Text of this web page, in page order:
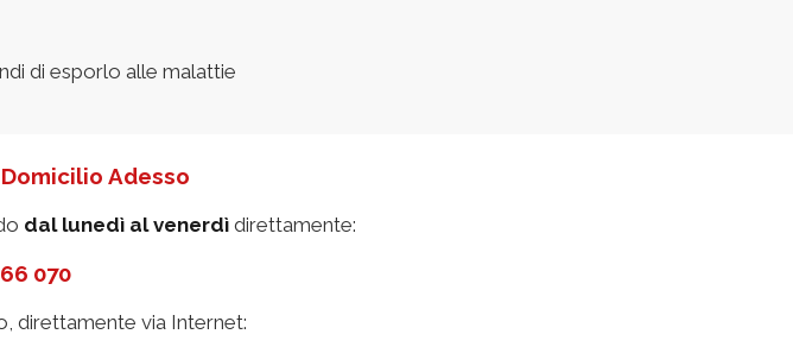
di esporlo alle malattie
Adesso
dal lunedì al venerdìdirettamente:
070
direttamente via Internet: